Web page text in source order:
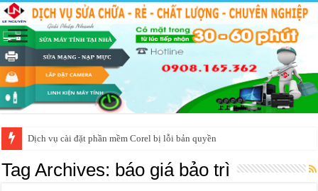
Dịch vụ cài đặt phần mềm Corel bị lỗi bản quyền
Tag Archives: báo giá bảo trì